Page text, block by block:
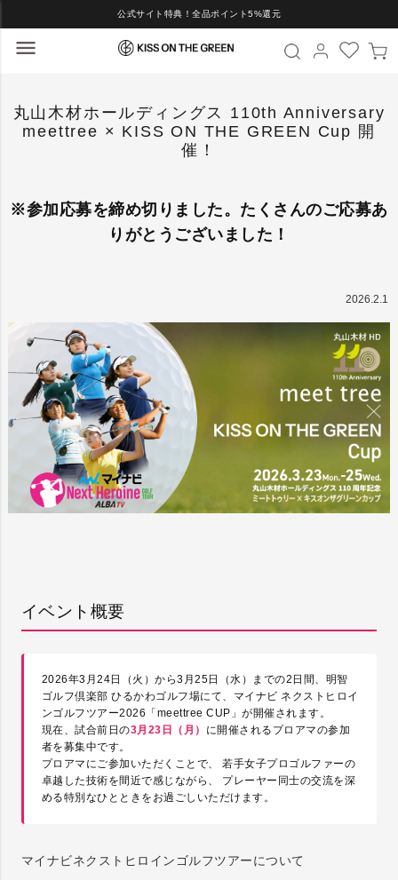
公式サイト特典！全品ポイント5%還元
丸山木材ホールディングス 110th Anniversary
meettree × KISS ON THE GREEN Cup 開
催！
※参加応募を締め切りました。たくさんのご応募あ
りがとうございました！
イベント概要
2026年3月24日（火）から3月25日（水）までの2日間、明智
ゴルフ倶楽部 ひるかわゴルフ場にて、マイナビ ネクストヒロイ
ンゴルフツアー2026「meettree CUP」が開催されます。
現在、試合前日の3月23日（月） に開催されるプロアマの参加
者を募集中です。
プロアマにご参加いただくことで、 若手女子プロゴルファーの
卓越した技術を間近で感じながら、 プレーヤー同士の交流を深
める特別なひとときをお過ごしいただけます。
マイナビネクストヒロインゴルフツアーについて